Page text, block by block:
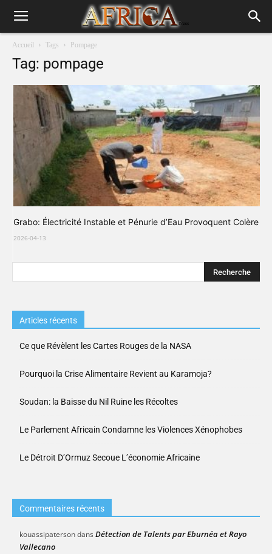
Accueil Tags Pompage
Tag: pompage
Grabo: Électricité Instable et Pénurie d’Eau Provoquent Colère
2026-04-13
Articles récents
Ce que Révèlent les Cartes Rouges de la NASA
Pourquoi la Crise Alimentaire Revient au Karamoja?
Soudan: la Baisse du Nil Ruine les Récoltes
Le Parlement Africain Condamne les Violences Xénophobes
Le Détroit D’Ormuz Secoue L’économie Africaine
Commentaires récents
kouassipatersondans Détection de Talents par Eburnéa et Rayo
Vallecano